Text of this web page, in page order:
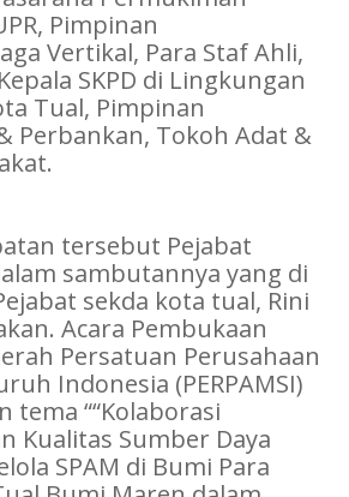
Pimpinan
Vertikal, Para Staf Ahli,
SKPD di Lingkungan
Tual, Pimpinan
Perbankan, Tokoh Adat &
tersebut Pejabat
sambutannya yang di
sekda kota tual, Rini
Acara Pembukaan
Persatuan Perusahaan
Indonesia (PERPAMSI)
tema ““Kolaborasi
Kualitas Sumber Daya
SPAM di Bumi Para